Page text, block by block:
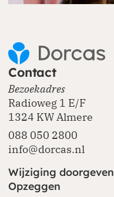
Contact
Bezoekadres
Radioweg 1 E/F
1324 KW Almere
088 050 2800
info@dorcas.nl
Wijziging doorgeven
Opzeggen